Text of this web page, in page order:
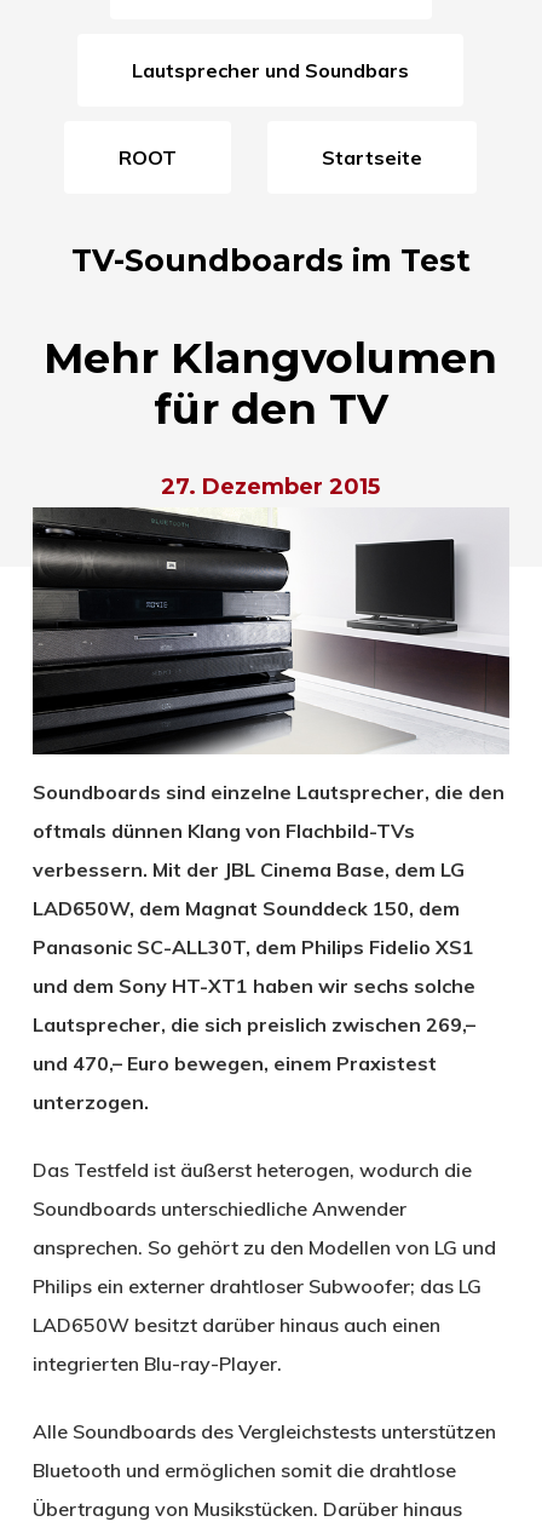
Lautsprecher und Soundbars
ROOT Startseite
TV-Soundboards im Test
Mehr Klangvolumen
für den TV
27. Dezember 2015
Soundboards sind einzelne Lautsprecher, die den
oftmals dünnen Klang von Flachbild-TVs
verbessern. Mit der JBL Cinema Base, dem LG
LAD650W, dem Magnat Sounddeck 150, dem
Panasonic SC-ALL30T, dem Philips Fidelio XS1
und dem Sony HT-XT1 haben wir sechs solche
Lautsprecher, die sich preislich zwischen 269,–
und 470,– Euro bewegen, einem Praxistest
unterzogen.
Das Testfeld ist äußerst heterogen, wodurch die
Soundboards unterschiedliche Anwender
ansprechen. So gehört zu den Modellen von LG und
Philips ein externer drahtloser Subwoofer; das LG
LAD650W besitzt darüber hinaus auch einen
integrierten Blu-ray-Player.
Alle Soundboards des Vergleichstests unterstützen
Bluetooth und ermöglichen somit die drahtlose
Übertragung von Musikstücken. Darüber hinaus